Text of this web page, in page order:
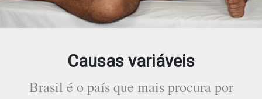
Causas variáveis
Brasil é o país que mais procura por